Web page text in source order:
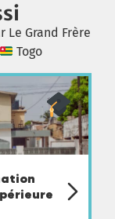
Le Grand Frère
Togo